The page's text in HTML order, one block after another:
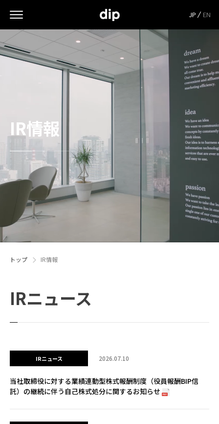
JP EN
IR情報
トップ IR情報
IRニュース
2026.07.10
当社取締役に対する業績連動型株式報酬制度（役員報酬BIP信
託）の継続に伴う自己株式処分に関するお知らせ